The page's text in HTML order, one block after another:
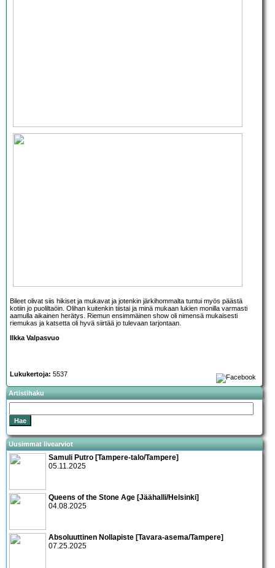
Bileet olivat siis hikiset ja mukavat ja jotenkin järkihommalta tuntui myös päästä
kotiin jo puoliltaöin. Olihan kuitenkin tiistai ja minä mukaan lukien monilla varmasti
aamulla aikainen herätys. Riemun ensimmäinen show oli nimensä mukaisesti
riemukas ja katsetta oli hyvä siirtää jo tulevaan tarjontaan.
Ilkka Valpasvuo
Lukukertoja: 5537
Artistihaku
Uusimmat livearviot
Samuli Putro [Tampere-talo/Tampere]
05.11.2025
Queens of the Stone Age [Jäähalli/Helsinki]
04.08.2025
Absoluuttinen Nollapiste [Tavara-asema/Tampere]
07.25.2025